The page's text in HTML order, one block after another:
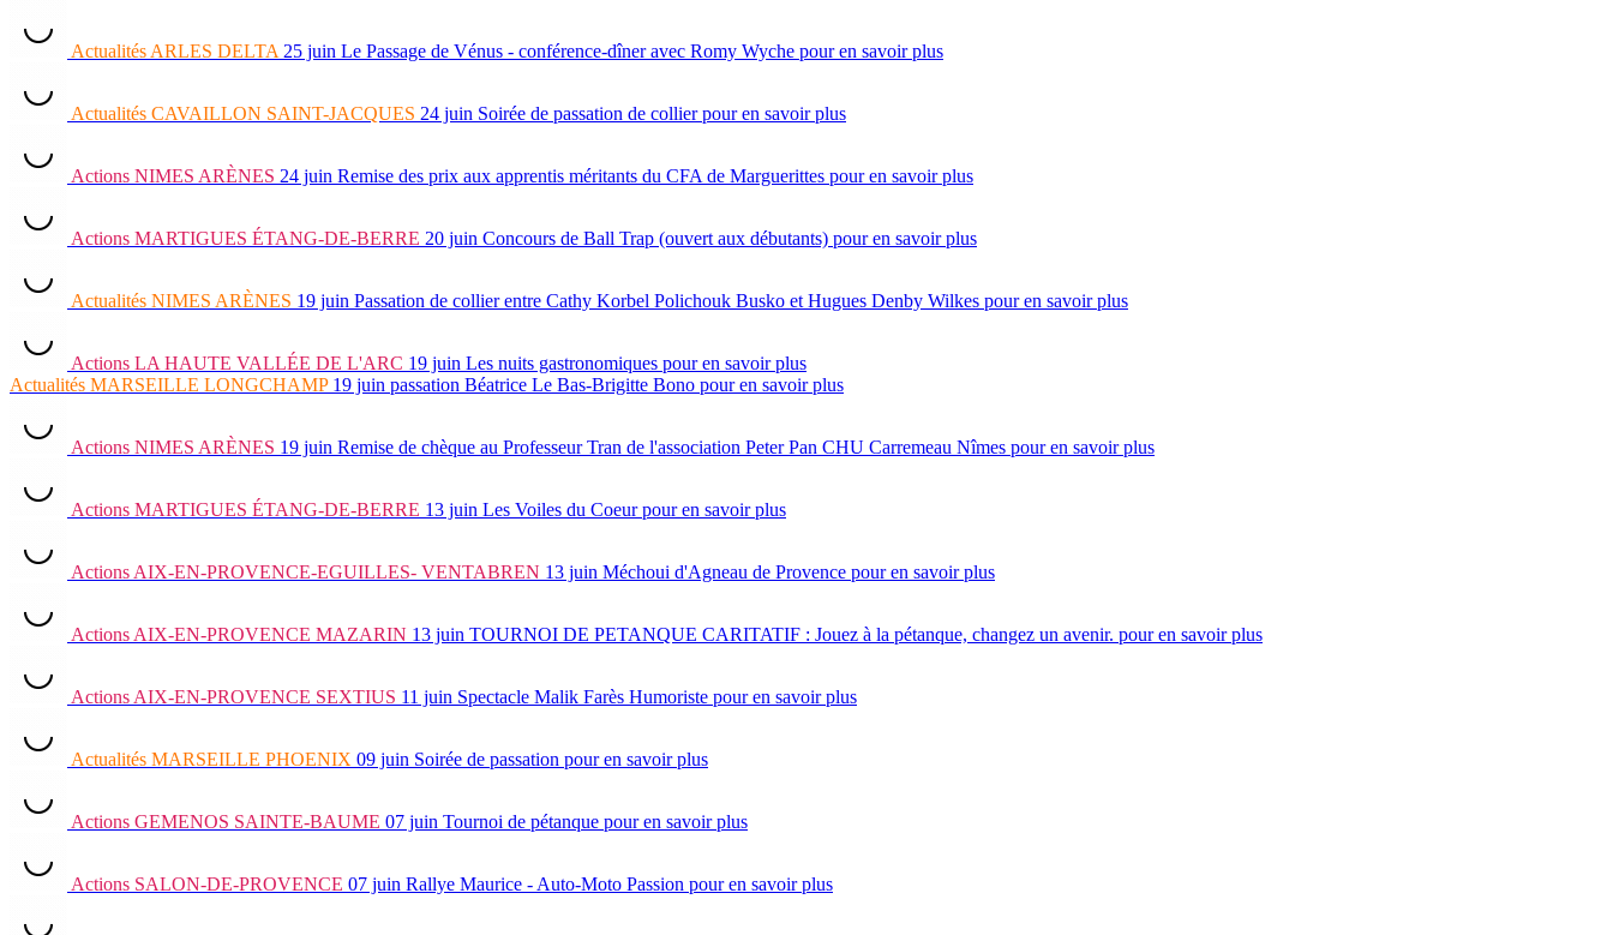
Actualités ARLES DELTA 25 juin Le Passage de Vénus - conférence-dîner avec Romy Wyche pour en savoir plus
Actualités CAVAILLON SAINT-JACQUES 24 juin Soirée de passation de collierpour en savoir plus
Actions NIMES ARÈNES 24 juin Remise des prix aux apprentis méritants du CFA de Marguerittes pour en savoir plus
Actions MARTIGUES ÉTANG-DE-BERRE 20 juin Concours de Ball Trap (ouvert aux débutants) pour en savoir plus
Actualités NIMES ARÈNES 19 juin Passation de collier entre Cathy Korbel Polichouk Busko et Hugues Denby Wilkes pour en savoir plus
Actions LA HAUTE VALLÉE DE L'ARC 19 juin Les nuits gastronomiques pour en savoir plus
Actualités MARSEILLE LONGCHAMP 19 juin passation Béatrice Le Bas-Brigitte Bono pour en savoir plus
Actions NIMES ARÈNES 19 juin Remise de chèque au Professeur Tran de l'association Peter Pan CHU Carremeau Nîmes pour en savoir plus
Actions MARTIGUES ÉTANG-DE-BERRE 13 juin Les Voiles du Coeur pour en savoir plus
Actions AIX-EN-PROVENCE-EGUILLES- VENTABREN 13 juin Méchoui d'Agneau de Provence pour en savoir plus
Actions AIX-EN-PROVENCE MAZARIN 13 juin TOURNOI DE PETANQUE CARITATIF : Jouez à la pétanque, changez un avenir. pour en savoir plus
Actions AIX-EN-PROVENCE SEXTIUS 11 juin Spectacle Malik Farès Humoriste pour en savoir plus
Actualités MARSEILLE PHOENIX 09 juin Soirée de passation pour en savoir plus
Actions GEMENOS SAINTE-BAUME 07 juin Tournoi de pétanque pour en savoir plus
Actions SALON-DE-PROVENCE 07 juin Rallye Maurice - Auto-Moto Passion pour en savoir plus